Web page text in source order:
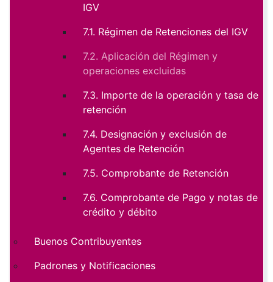
IGV
7.1. Régimen de Retenciones del IGV
7.2. Aplicación del Régimen y
operaciones excluidas
7.3. Importe de la operación y tasa de
retención
7.4. Designación y exclusión de
Agentes de Retención
7.5. Comprobante de Retención
7.6. Comprobante de Pago y notas de
crédito y débito
Buenos Contribuyentes
Padrones y Notificaciones